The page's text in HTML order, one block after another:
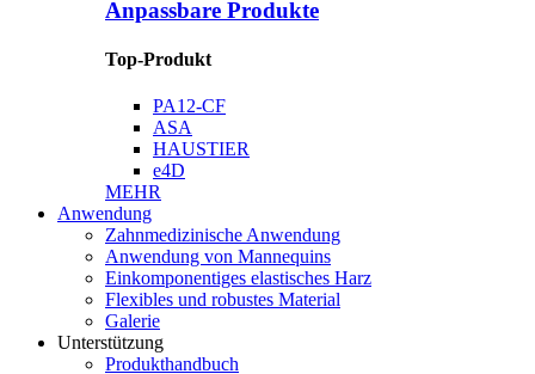
Anpassbare Produkte
Top-Produkt
PA12-CF
ASA
HAUSTIER
e4D
MEHR
Anwendung
Zahnmedizinische Anwendung
Anwendung von Mannequins
Einkomponentiges elastisches Harz
Flexibles und robustes Material
Galerie
Unterstützung
Produkthandbuch